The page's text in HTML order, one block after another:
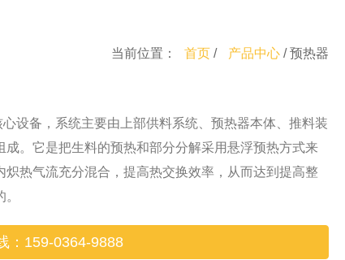
当前位置： 首页 / 产品中心 / 预热器
备，系统主要由上部供料系统、预热器本体、推料装
。它是把生料的预热和部分分解采用悬浮预热方式来
热气流充分混合，提高热交换效率，从而达到提高整
：159-0364-9888